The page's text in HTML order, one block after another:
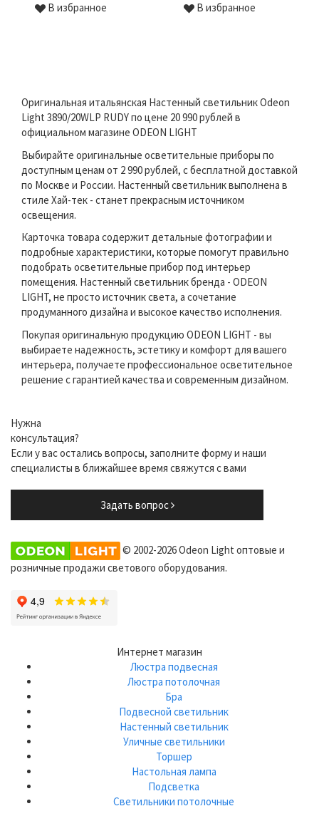
В избранное В избранное
Оригинальная итальянская Настенный светильник Odeon
Light 3890/20WLP RUDY по цене 20 990 рублей в
официальном магазине ODEON LIGHT
Выбирайте оригинальные осветительные приборы по
доступным ценам от 2 990 рублей, с бесплатной доставкой
по Москве и России. Настенный светильник выполнена в
стиле Хай-тек - станет прекрасным источником
освещения.
Карточка товара содержит детальные фотографии и
подробные характеристики, которые помогут правильно
подобрать осветительные прибор под интерьер
помещения. Настенный светильник бренда - ODEON
LIGHT, не просто источник света, а сочетание
продуманного дизайна и высокое качество исполнения.
Покупая оригинальную продукцию ODEON LIGHT - вы
выбираете надежность, эстетику и комфорт для вашего
интерьера, получаете профессиональное осветительное
решение с гарантией качества и современным дизайном.
Нужна
консультация?
Если у вас остались вопросы, заполните форму и наши
специалисты в ближайшее время свяжутся с вами
Задать вопрос
© 2002-2026 Odeon Light оптовые и
розничные продажи светового оборудования.
Интернет магазин
Люстра подвесная
Люстра потолочная
Бра
Подвесной светильник
Настенный светильник
Уличные светильники
Торшер
Настольная лампа
Подсветка
Светильники потолочные